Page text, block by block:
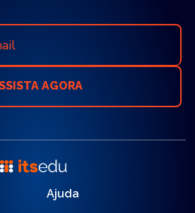
AGORA
Ajuda